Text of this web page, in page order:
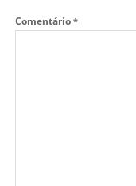
Comentário *